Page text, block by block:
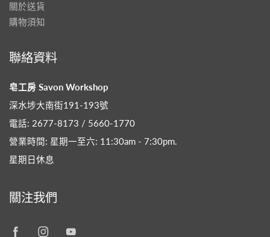
關於送貨
購物須知
聯絡資料
皂工房 Savon Workshop
深水埗大南街191-193號
電話: 2677-8173 / 5660-1770
營業時間: 星期一至六: 11:30am - 7:30pm​.
星期日休息
關注我們